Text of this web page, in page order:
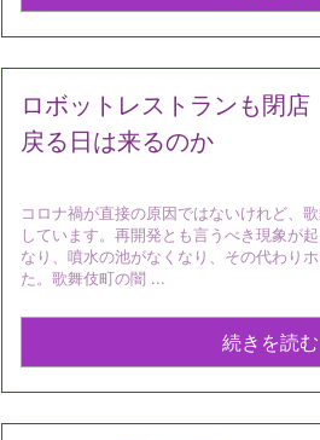
ロボットレストランも閉
戻る日は来るのか
コロナ禍が直接の原因ではないけれど、
しています。再開発とも言うべき現象が
なり、噴水の池がなくなり、その代わり
た。歌舞伎町の闇 ...
続きを読む